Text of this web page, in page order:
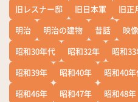
旧レスナー邸
旧日本軍 旧正
明治
明治の建物 昔話 映像
昭和30年代
昭和32年 昭和
昭和39年
昭和40年 昭和40
昭和46年
昭和47年 昭和48年